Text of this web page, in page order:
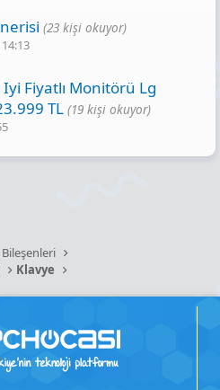
(23 kişi okuyor)
Iyi Fiyatlı Monitörü Lg
TL (19 kişi okuyor)
Klavye